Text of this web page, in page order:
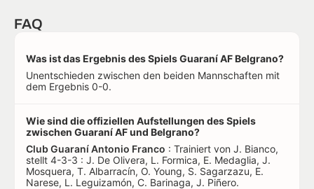
FAQ
Was ist das Ergebnis des Spiels Guaraní AF Belgrano?
Unentschieden zwischen den beiden Mannschaften mit
dem Ergebnis 0-0.
Wie sind die offiziellen Aufstellungen des Spiels
zwischen Guaraní AF und Belgrano?
Club Guaraní Antonio Franco : Trainiert von J. Bianco,
stellt 4-3-3 : J. De Olivera, L. Formica, E. Medaglia, J.
Mosquera, T. Albarracín, O. Young, S. Sagarzazu, E.
Narese, L. Leguizamón, C. Barinaga, J. Piñero.